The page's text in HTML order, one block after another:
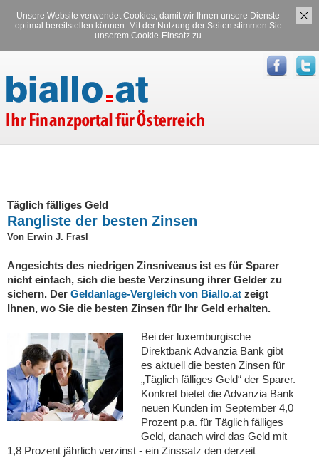
Unsere Website verwendet Cookies, damit wir Ihnen unsere Dienste
optimal bereitstellen können. Mit der Nutzung der Seiten stimmen Sie
unserem Cookie-Einsatz zu
Versicherungen Stromvergleich
Täglich fälliges Geld
Rangliste der besten Zinsen
Von Erwin J. Frasl
Angesichts des niedrigen Zinsniveaus ist es für Sparer
nicht einfach, sich die beste Verzinsung ihrer Gelder zu
sichern. Der Geldanlage-Vergleich von Biallo.at zeigt
Ihnen, wo Sie die besten Zinsen für Ihr Geld erhalten.
Bei der luxemburgische
Direktbank Advanzia Bank gibt
es aktuell die besten Zinsen für
„Täglich fälliges Geld“ der Sparer.
Konkret bietet die Advanzia Bank
neuen Kunden im September 4,0
Prozent p.a. für Täglich fälliges
Geld, danach wird das Geld mit
1,8 Prozent jährlich verzinst - ein Zinssatz den derzeit